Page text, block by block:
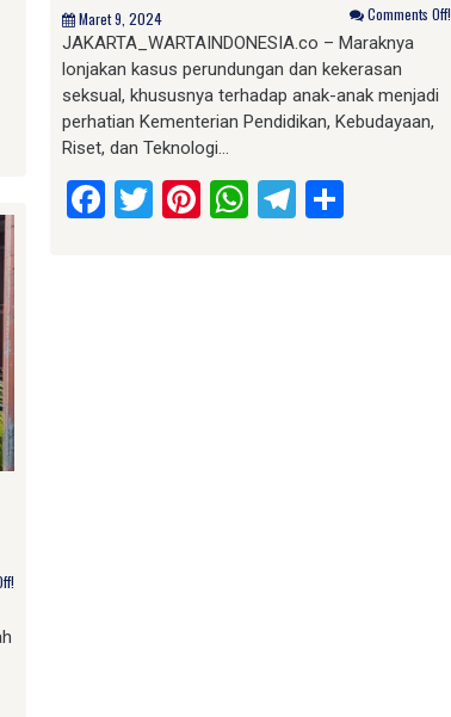
Maret 9, 2024 Comments Off!
JAKARTA_WARTAINDONESIA.co – Maraknya
lonjakan kasus perundungan dan kekerasan
seksual, khususnya terhadap anak-anak menjadi
perhatian Kementerian Pendidikan, Kebudayaan,
Riset, dan Teknologi…
Facebook
Twitter
Pinterest
WhatsApp
Telegram
Share